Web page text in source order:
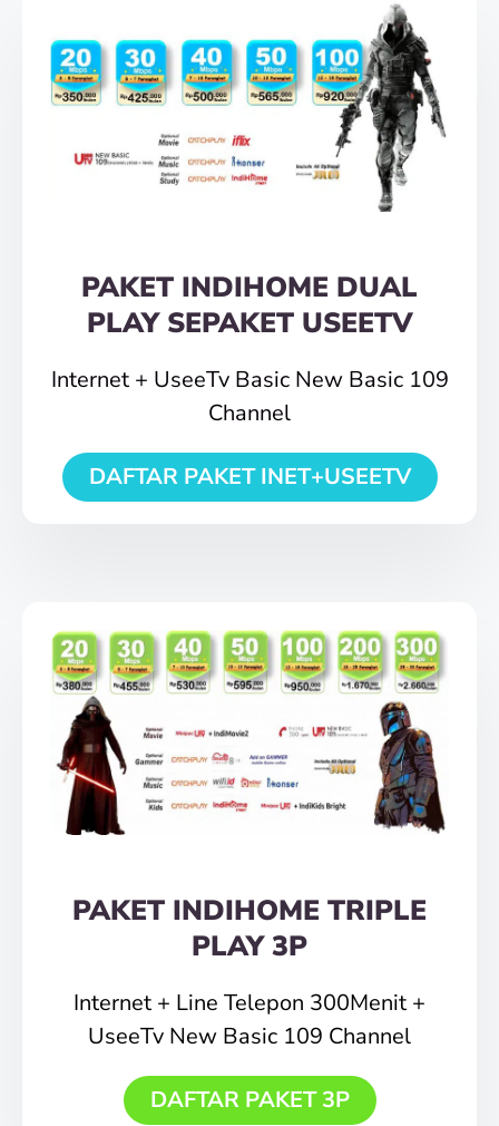
PAKET INDIHOME DUAL
PLAY SEPAKET USEETV
Internet + UseeTv Basic New Basic 109
Channel
DAFTAR PAKET INET+USEETV
PAKET INDIHOME TRIPLE
PLAY 3P
Internet + Line Telepon 300Menit +
UseeTv New Basic 109 Channel
DAFTAR PAKET 3P